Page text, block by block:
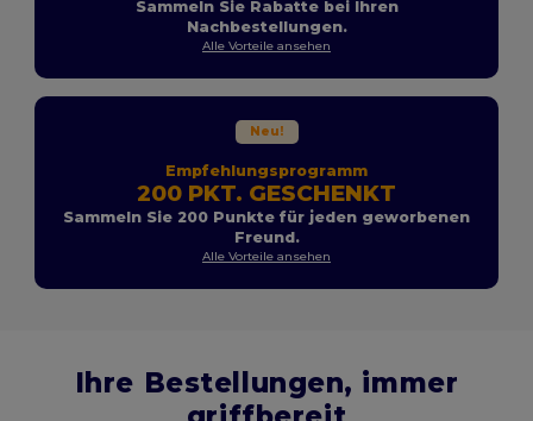
Sammeln Sie Rabatte bei Ihren
Nachbestellungen.
Alle Vorteile ansehen
Neu!
Empfehlungsprogramm
200 PKT. GESCHENKT
Sammeln Sie 200 Punkte für jeden geworbenen
Freund.
Alle Vorteile ansehen
Ihre Bestellungen, immer